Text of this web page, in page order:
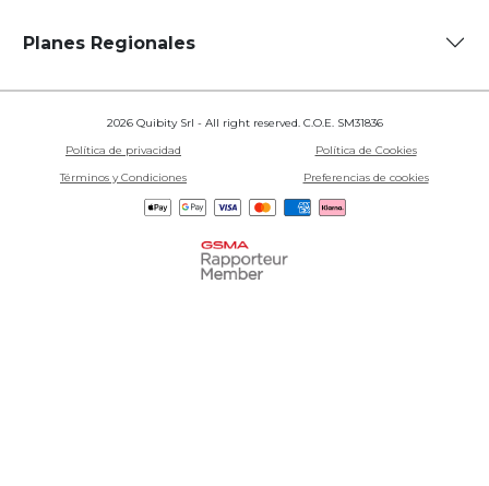
Planes Regionales
2026 Quibity Srl - All right reserved. C.O.E. SM31836
Política de privacidad
Política de Cookies
Términos y Condiciones
Preferencias de cookies